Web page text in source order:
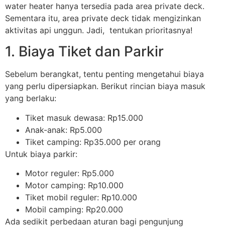
water heater hanya tersedia pada area private deck.
Sementara itu, area private deck tidak mengizinkan
aktivitas api unggun. Jadi, tentukan prioritasnya!
1. Biaya Tiket dan Parkir
Sebelum berangkat, tentu penting mengetahui biaya
yang perlu dipersiapkan. Berikut rincian biaya masuk
yang berlaku:
Tiket masuk dewasa: Rp15.000
Anak-anak: Rp5.000
Tiket camping: Rp35.000 per orang
Untuk biaya parkir:
Motor reguler: Rp5.000
Motor camping: Rp10.000
Tiket mobil reguler: Rp10.000
Mobil camping: Rp20.000
Ada sedikit perbedaan aturan bagi pengunjung